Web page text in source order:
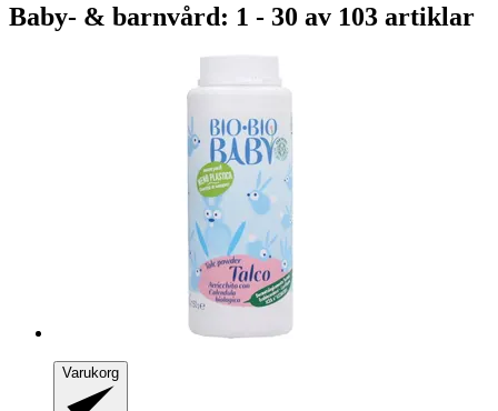
Baby- & barnvård: 1 - 30 av 103 artiklar
Varukorg